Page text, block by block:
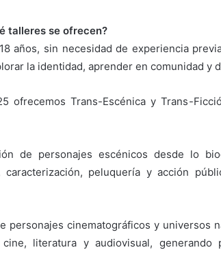
talleres se ofrecen?
años, sin necesidad de experiencia
la identidad, aprender en comunidad y
ofrecemos Trans-Escénica y Trans-
de personajes escénicos desde lo
caracterización, peluquería y acción
personajes cinematográficos y universos
literatura y audiovisual, generando